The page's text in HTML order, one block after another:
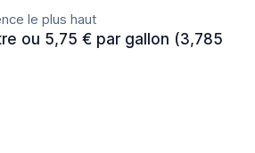
le plus haut
ou 5,75 € par gallon (3,785